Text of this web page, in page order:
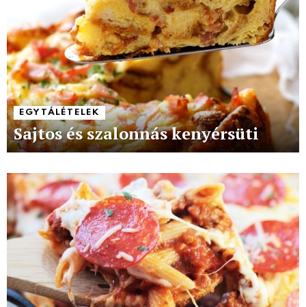
EGYTÁLÉTELEK
Sajtos és szalonnás kenyérsüti